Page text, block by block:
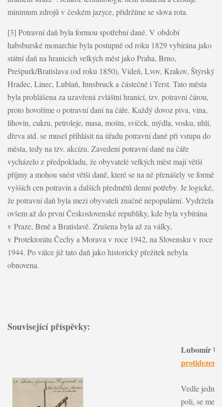
minimum zdrojů v českém jazyce, přidržíme se slova rota.
[3] Potravní daň byla formou spotřební daně. V období
habsburské monarchie byla postupně od roku 1829 vybírána jako
státní daň na hranicích velkých měst jako Praha, Brno,
Prešpurk/Bratislava (od roku 1850), Vídeň, Lvov, Krakov, Štýrský
Hradec, Linec, Lublaň, Innsbruck a částečně i Terst. Tato města
byla prohlášena za uzavřená zvláštní hranicí, tzv. potravní čárou,
proto hovoříme o potravní dani na čáře. Každý dovoz piva, vína,
lihovin, cukru, petroleje, masa, moštu, svíček, mýdla, vosku, uhlí,
dřeva atd. se musel přihlásit na úřadu potravní daně při vstupu do
města, tedy na tzv. akcízu. Zavedení potravní daně na čáře
vycházelo z předpokladu, že obyvatelé velkých měst mají větší
příjmy a mohou snést větší daně, které se na ně přenášely ve formě
vyšších cen potravin a dalších předmětů denní potřeby. Je logické,
že potravní daň byla mezi obyvateli značně nepopulární. Vydržela
ovšem až do první Československé republiky, kde byla vybírána
v Praze, Brně a Bratislavě. Zrušena byla až za války,
v Protektorátu Čechy a Morava v roce 1942, na Slovensku v roce
1944. Po válce již tato daň jako historický přežitek nebyla
obnovena.
Související příspěvky:
Lubomír
Vedle
poli, se